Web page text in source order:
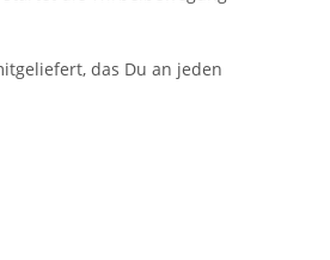
das Du an jeden